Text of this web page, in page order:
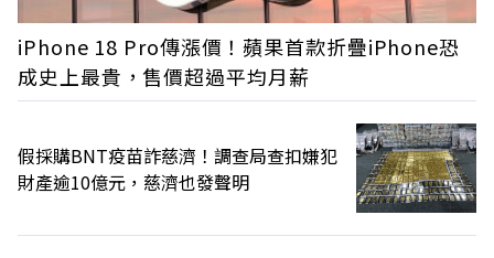
iPhone 18 Pro傳漲價！蘋果首款折疊iPhone恐
成史上最貴，售價超過平均月薪
假採購BNT疫苗詐慈濟！調查局查扣嫌犯
財產逾10億元，慈濟也發聲明